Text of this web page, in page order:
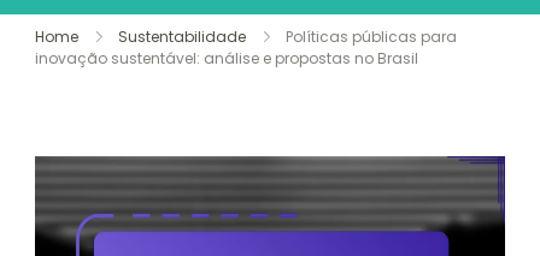
for:
Home Sustentabilidade
Políticas públicas para
inovação sustentável: análise e propostas no Brasil